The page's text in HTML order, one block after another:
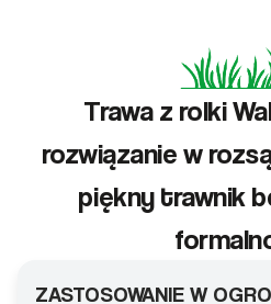
Trawa z rolki
rozwiązanie w
piękny trawnik
ZASTOSOWANIE W